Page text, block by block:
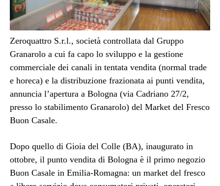
Zeroquattro S.r.l., società controllata dal Gruppo
Granarolo a cui fa capo lo sviluppo e la gestione
commerciale dei canali in tentata vendita (normal trade
e horeca) e la distribuzione frazionata ai punti vendita,
annuncia l’apertura a Bologna (via Cadriano 27/2,
presso lo stabilimento Granarolo) del Market del Fresco
Buon Casale.
Dopo quello di Gioia del Colle (BA), inaugurato in
ottobre, il punto vendita di Bologna è il primo negozio
Buon Casale in Emilia-Romagna: un market del fresco